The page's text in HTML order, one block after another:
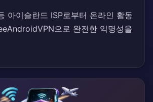
아이슬란드 ISP로부터 온라인 활동
으로 완전한 익명성을